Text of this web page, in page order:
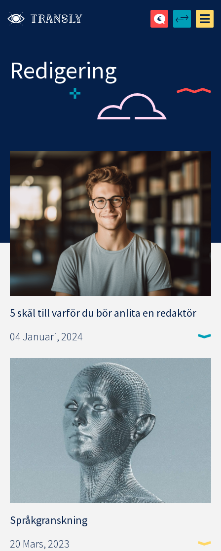
Redigering
5 skäl till varför du bör anlita en redaktör
04 Januari, 2024
Språkgranskning
20 Mars, 2023